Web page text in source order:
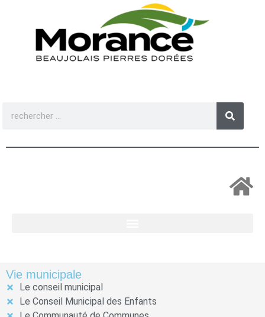
Vie municipale
Le conseil municipal
Le Conseil Municipal des Enfants